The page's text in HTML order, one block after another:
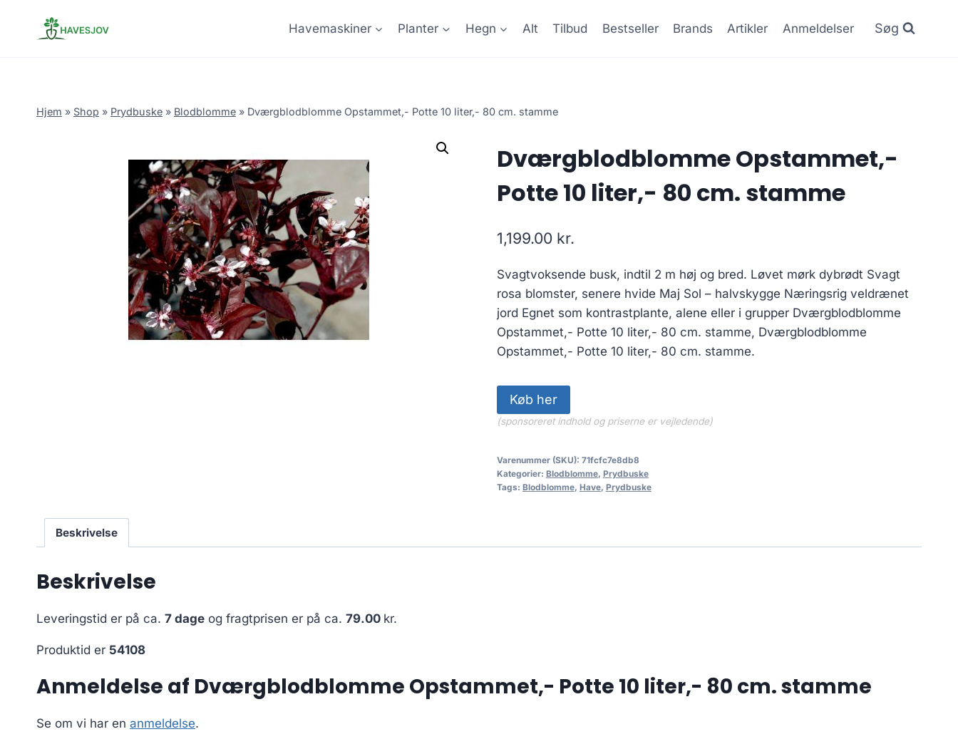
Havemaskiner Planter Hegn Alt Tilbud Bestseller Brands Artikler Anmeldelser Søg
Hjem » Shop » Prydbuske » Blodblomme » Dværgblodblomme Opstammet,- Potte 10 liter,- 80 cm. stamme
Dværgblodblomme Opstammet,-
Potte 10 liter,- 80 cm. stamme
1,199.00 kr.
Svagtvoksende busk, indtil 2 m høj og bred. Løvet mørk dybrødt Svagt
rosa blomster, senere hvide Maj Sol – halvskygge Næringsrig veldrænet
jord Egnet som kontrastplante, alene eller i grupper Dværgblodblomme
Opstammet,- Potte 10 liter,- 80 cm. stamme, Dværgblodblomme
Opstammet,- Potte 10 liter,- 80 cm. stamme.
Køb her
(sponsoreret indhold og priserne er vejledende)
Varenummer (SKU): 71fcfc7e8db8
Kategorier: Blodblomme, Prydbuske
Tags: Blodblomme, Have, Prydbuske
Beskrivelse
Beskrivelse
Leveringstid er på ca. 7 dage og fragtprisen er på ca. 79.00 kr.
Produktid er 54108
Anmeldelse af Dværgblodblomme Opstammet,- Potte 10 liter,- 80 cm. stamme
Se om vi har en anmeldelse.